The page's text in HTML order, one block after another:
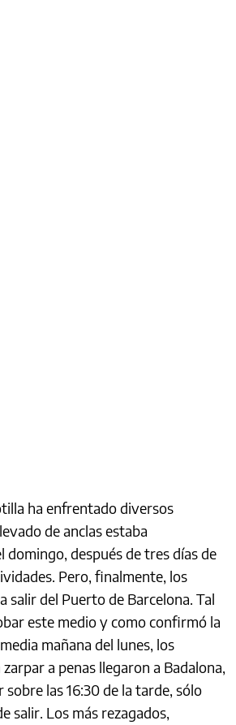
ha enfrentado diversos
de anclas estaba
domingo, después de tres días de
Pero, finalmente, los
salir del Puerto de Barcelona. Tal
este medio y como confirmó la
mañana del lunes, los
a penas llegaron a Badalona,
las 16:30 de la tarde, sólo
salir. Los más rezagados,